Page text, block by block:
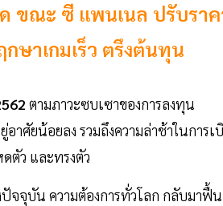
ขณะ ซี แพนเนล ปรับรา
ษาเกมเร็ว ตรึงต้นทุน
ตามภาวะซบเซาของการลงทุน
อาศัยน้อยลง รวมถึงความล่าช้าในการเ
ตัว และทรงตัว
จจุบัน ความต้องการทั่วโลก กลับมาฟื้น